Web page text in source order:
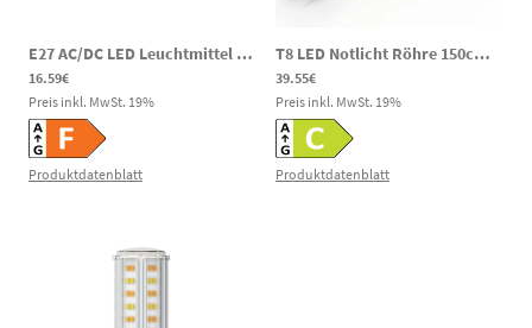
E27 AC/DC LED Leuchtmittel Globe 60 8W 810lm 4000K 60-269VDC 85-265VAC Notbeleuchtung
16.59€
Preis inkl. MwSt. 19%
Produktdatenblatt
T8 LED Notlicht Röhre 150cm AC/DC 18/20/25W 3000/4000/6000K 120–300V DC
39.55€
Preis inkl. MwSt. 19%
Produktdatenblatt